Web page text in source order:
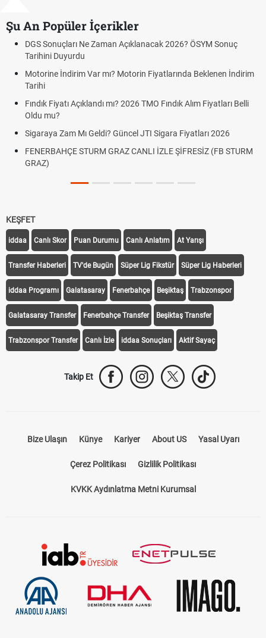
Şu An Popüler İçerikler
Zaman Açıklanacak 2026? ÖSYM Sonuç
Var mı? Motorin Fiyatlarında Beklenen İndirim
mı? 2026 TMO Fındık Alım Fiyatları Belli
Geldi? Güncel JTI Sigara Fiyatları 2026
GRAZ CANLI İZLE ŞİFRESİZ (FB STURM
Fenerbahçe
Graz link
Fenerbahçe
Altın Yükselecek
Beklentiler
KEŞFET
iddaa Canlı Skor Puan Durumu Canlı Anlatım At Yarışı
Transfer Haberleri TV'de Bugün Süper Lig Fikstür Süper Lig Haberleri
iddaa Programı Galatasaray Fenerbahçe Beşiktaş Trabzonspor
Galatasaray Transfer Fenerbahçe Transfer Beşiktaş Transfer
Trabzonspor Transfer Canlı İzle iddaa Sonuçları Aktif Sayaç
Takip Et
Bize Ulaşın Künye Kariyer About US Yasal Uyarı
Çerez Politikası Gizlilik Politikası
KVKK Aydınlatma Metni Kurumsal